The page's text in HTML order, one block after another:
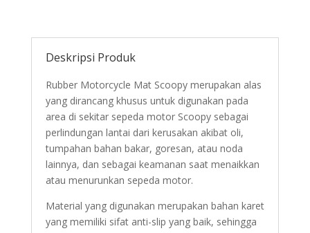
Deskripsi Produk
Rubber Motorcycle Mat Scoopy merupakan alas
yang dirancang khusus untuk digunakan pada
area di sekitar sepeda motor Scoopy sebagai
perlindungan lantai dari kerusakan akibat oli,
tumpahan bahan bakar, goresan, atau noda
lainnya, dan sebagai keamanan saat menaikkan
atau menurunkan sepeda motor.
Material yang digunakan merupakan bahan karet
yang memiliki sifat anti-slip yang baik, sehingga